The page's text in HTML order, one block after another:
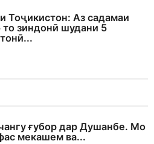
Тоҷикистон: Аз садамаи
то зиндонӣ шудани 5
ғубор дар Душанбе. Мо
мекашем ва...